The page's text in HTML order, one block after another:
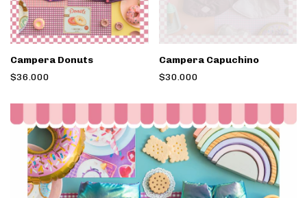
Campera Donuts
$36.000
Campera Capuchino
$30.000